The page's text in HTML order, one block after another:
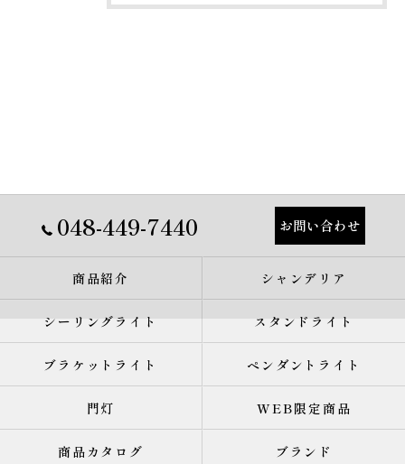
048-449-7440 お問い合わせ
商品紹介 シャンデリア
シーリングライト スタンドライト
ブラケットライト ペンダントライト
門灯 WEB限定商品
商品カタログ ブランド